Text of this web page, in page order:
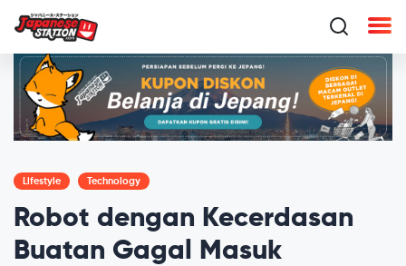
Lifestyle Technology
Robot dengan Kecerdasan
Buatan Gagal Masuk